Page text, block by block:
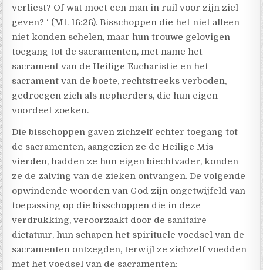
verliest? Of wat moet een man in ruil voor zijn ziel
geven? ‘ (Mt. 16:26). Bisschoppen die het niet alleen
niet konden schelen, maar hun trouwe gelovigen
toegang tot de sacramenten, met name het
sacrament van de Heilige Eucharistie en het
sacrament van de boete, rechtstreeks verboden,
gedroegen zich als nepherders, die hun eigen
voordeel zoeken.
Die bisschoppen gaven zichzelf echter toegang tot
de sacramenten, aangezien ze de Heilige Mis
vierden, hadden ze hun eigen biechtvader, konden
ze de zalving van de zieken ontvangen. De volgende
opwindende woorden van God zijn ongetwijfeld van
toepassing op die bisschoppen die in deze
verdrukking, veroorzaakt door de sanitaire
dictatuur, hun schapen het spirituele voedsel van de
sacramenten ontzegden, terwijl ze zichzelf voedden
met het voedsel van de sacramenten: